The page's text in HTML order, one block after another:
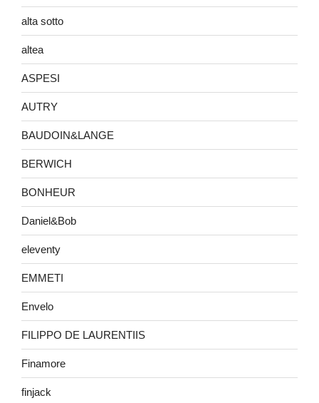
alta sotto
altea
ASPESI
AUTRY
BAUDOIN&LANGE
BERWICH
BONHEUR
Daniel&Bob
eleventy
EMMETI
Envelo
FILIPPO DE LAURENTIIS
Finamore
finjack